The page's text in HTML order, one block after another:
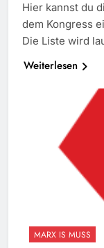
Hier kannst du
dem Kongress
Die Liste wird
Weiterlesen
MARX IS MUSS